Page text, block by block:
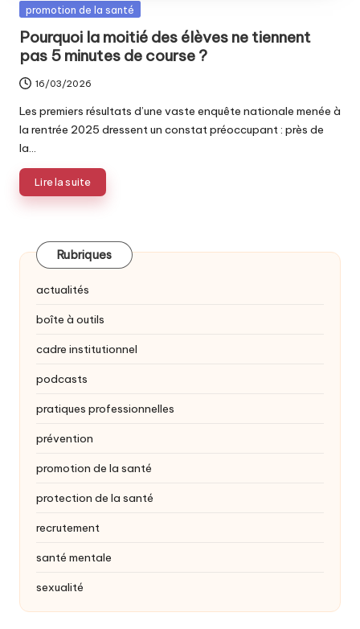
Posted
promotion de la santé
Pourquoi la moitié des élèves ne tiennent
pas 5 minutes de course ?
16/03/2026
Les premiers résultats d’une vaste enquête nationale menée à
la rentrée 2025 dressent un constat préoccupant : près de
la…
Lire la suite
Rubriques
actualités
boîte à outils
cadre institutionnel
podcasts
pratiques professionnelles
prévention
promotion de la santé
protection de la santé
recrutement
santé mentale
sexualité